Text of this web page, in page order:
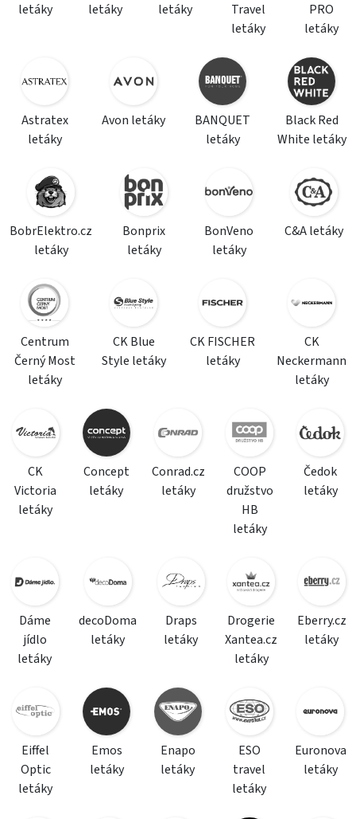
letáky
letáky
letáky
Travel
letáky
PRO
letáky
Astratex
letáky
Avon letáky
BANQUET
letáky
Black Red
White letáky
BobrElektro.cz
letáky
Bonprix
letáky
BonVeno
letáky
C&A letáky
Centrum
Černý Most
letáky
CK Blue
Style letáky
CK FISCHER
letáky
CK
Neckermann
letáky
CK
Victoria
letáky
Concept
letáky
Conrad.cz
letáky
COOP
družstvo
HB
letáky
Čedok
letáky
Dáme
jídlo
letáky
decoDoma
letáky
Draps
letáky
Drogerie
Xantea.cz
letáky
Eberry.cz
letáky
Eiffel
Optic
letáky
Emos
letáky
Enapo
letáky
ESO
travel
letáky
Euronova
letáky